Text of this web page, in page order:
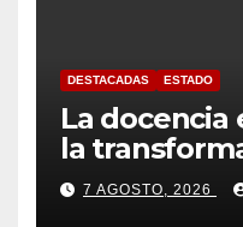
DESTACADAS ESTADO
La docencia
la
universitaria:
UATx
7 AGOSTO, 2026